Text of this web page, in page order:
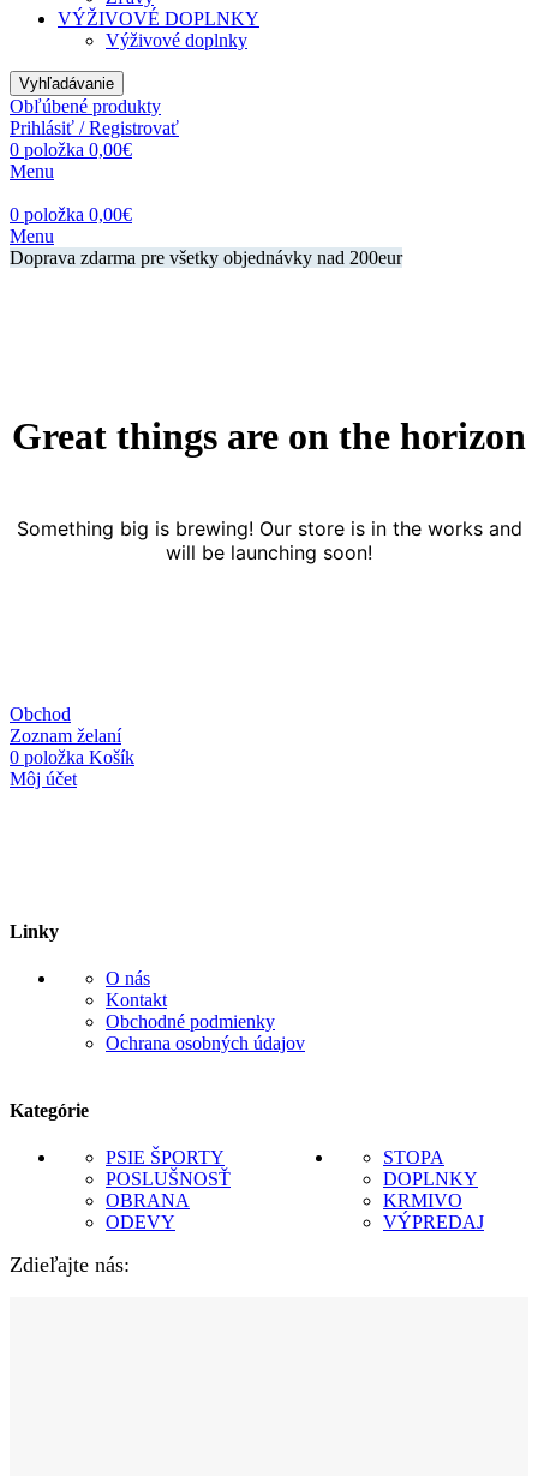
VÝŽIVOVÉ DOPLNKY
Výživové doplnky
Vyhľadávanie
Obľúbené produkty
Prihlásiť / Registrovať
0 položka 0,00€
Menu
0 položka 0,00€
Menu
Doprava zdarma pre všetky objednávky nad 200eur
Great things are on the horizon
Something big is brewing! Our store is in the works and
will be launching soon!
Obchod
Zoznam želaní
0 položka Košík
Môj účet
Linky
O nás
Kontakt
Obchodné podmienky
Ochrana osobných údajov
Kategórie
PSIE ŠPORTY
POSLUŠNOSŤ
OBRANA
ODEVY
STOPA
DOPLNKY
KRMIVO
VÝPREDAJ
Zdieľajte nás: